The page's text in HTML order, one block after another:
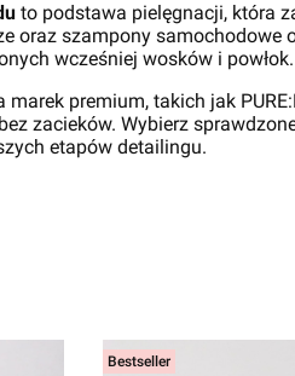
to podstawa pielęgnacji, która
oraz szampony samochodowe
wcześniej wosków i powłok.
marek premium, takich jak
zacieków. Wybierz
etapów detailingu.
Bestseller